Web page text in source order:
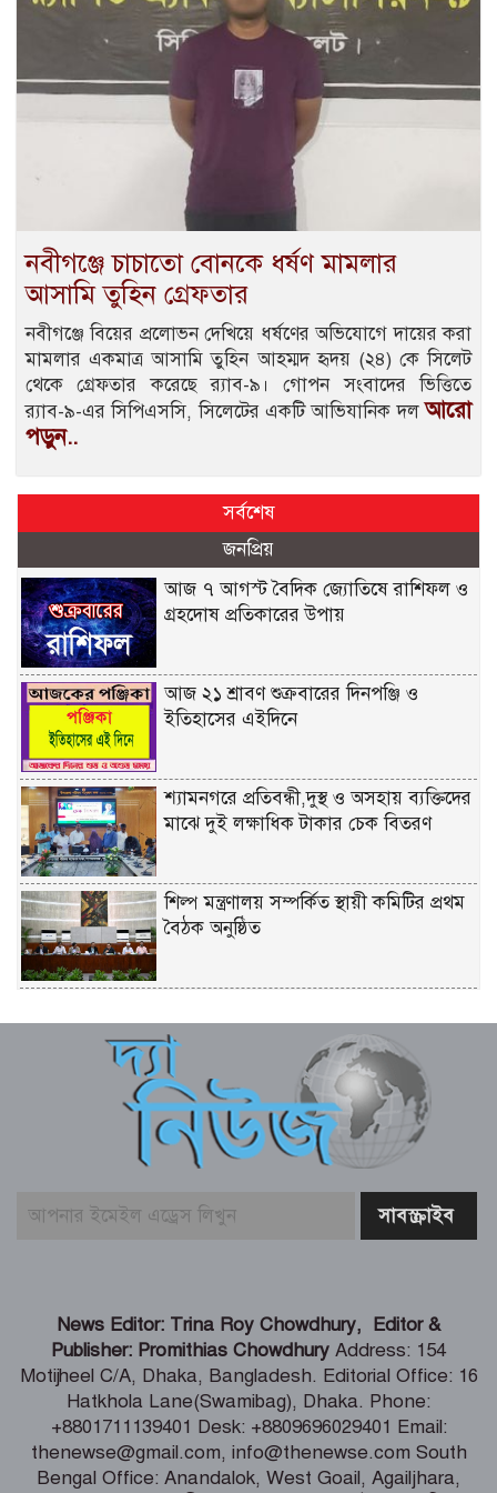
নবীগঞ্জে চাচাতো বোনকে ধর্ষণ মামলার
আসামি তুহিন গ্রেফতার
নবীগঞ্জে বিয়ের প্রলোভন দেখিয়ে ধর্ষণের অভিযোগে দায়ের করা
মামলার একমাত্র আসামি তুহিন আহম্মদ হৃদয় (২৪) কে সিলেট
থেকে গ্রেফতার করেছে র‌্যাব-৯। গোপন সংবাদের ভিত্তিতে
র‌্যাব-৯-এর সিপিএসসি, সিলেটের একটি আভিযানিক দলআরো
পড়ুন..
সর্বশেষ
জনপ্রিয়
আজ ৭ আগস্ট বৈদিক জ্যোতিষে রাশিফল ও
গ্রহদোষ প্রতিকারের উপায়
আজ ২১ শ্রাবণ শুক্রবারের দিনপঞ্জি ও
ইতিহাসের এইদিনে
শ্যামনগরে প্রতিবন্ধী,দুস্থ ও অসহায় ব্যক্তিদের
মাঝে দুই লক্ষাধিক টাকার চেক বিতরণ
শিল্প মন্ত্রণালয় সম্পর্কিত স্থায়ী কমিটির প্রথম
বৈঠক অনুষ্ঠিত
৪২তম শাহাদৎবার্ষিকী অনুষ্ঠিত
তনু হত্যা মামলায় সাবেক সেনাসদস্য
হাফিজুরের জামিন বাতিল, আত্মসমর্পণের
নির্দেশ
লিবিয়ায় মাফিয়ার নির্যাতনে মাদারীপুরের
পাইকগাছায় ছাত্র ও দরিদ্র মানুষের মাঝে
সাইকেল, সেলাই মেশিন ও ভ্যান বিতরণ
মার্কিন প্রশান্ত মহাসাগরীয় নৌবহর
কমান্ডারের বাংলাদেশ সফর শেষ
News Editor: Trina Roy Chowdhury, Editor &
Publisher: Promithias Chowdhury Address: 154
Motijheel C/A, Dhaka, Bangladesh. Editorial Office: 16
Hatkhola Lane(Swamibag), Dhaka. Phone:
+8801711139401 Desk: +8809696029401 Email:
thenewse@gmail.com, info@thenewse.com South
Bengal Office: Anandalok, West Goail, Agailjhara,